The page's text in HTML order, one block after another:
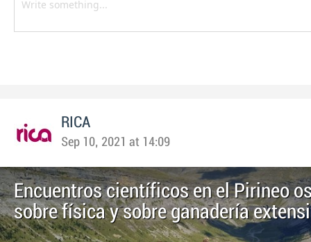
RICA
Sep 10, 2021 at 14:09
Encuentros científicos en el Pirineo
sobre física y sobre ganadería